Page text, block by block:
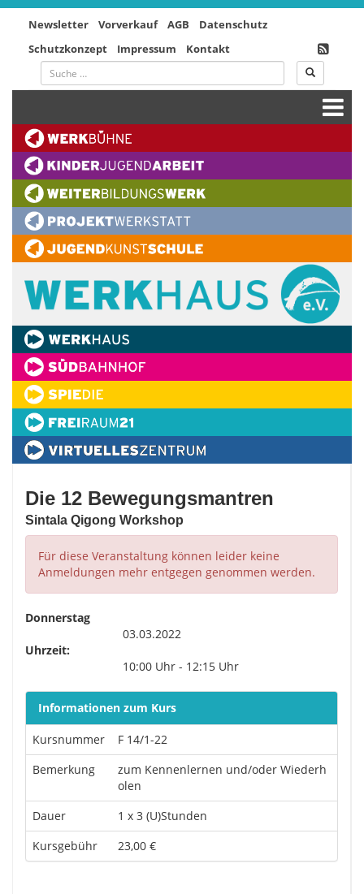
Newsletter Vorverkauf AGB
Datenschutz
Schutzkonzept
Impressum Kontakt
Die 12 Bewegungsmantren
Sintala Qigong Workshop
Für diese Veranstaltung können leider keine
Anmeldungen mehr entgegen genommen werden.
Donnerstag
03.03.2022
Uhrzeit:
10:00 Uhr - 12:15 Uhr
Informationen zum Kurs
Kursnummer
F 14/1-22
Bemerkung
zum Kennenlernen und/oder Wiederh
olen
Dauer
1 x 3 (U)Stunden
Kursgebühr
23,00 €